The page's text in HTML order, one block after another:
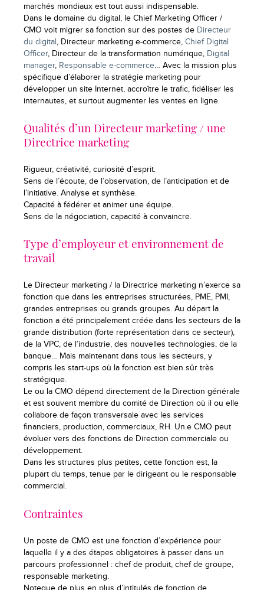
marchés mondiaux est tout aussi indispensable.
Dans le domaine du digital, le Chief Marketing Officer /
CMO voit migrer sa fonction sur des postes de Directeur
du digital , Directeur marketing e-commerce, Chief Digital
Officer, Directeur de la transformation numérique, Digital
manager, Responsable e-commerce… Avec la mission plus
spécifique d’élaborer la stratégie marketing pour
développer un site Internet, accroître le trafic, fidéliser les
internautes, et surtout augmenter les ventes en ligne.
Qualités d’un Directeur marketing / une
Directrice marketing
Rigueur, créativité, curiosité d’esprit.
Sens de l’écoute, de l’observation, de l’anticipation et de
l’initiative. Analyse et synthèse.
Capacité à fédérer et animer une équipe.
Sens de la négociation, capacité à convaincre.
Type d’employeur et environnement de
travail
Le Directeur marketing / la Directrice marketing n’exerce sa
fonction que dans les entreprises structurées, PME, PMI,
grandes entreprises ou grands groupes. Au départ la
fonction a été principalement créée dans les secteurs de la
grande distribution (forte représentation dans ce secteur),
de la VPC, de l’industrie, des nouvelles technologies, de la
banque… Mais maintenant dans tous les secteurs, y
compris les start-ups où la fonction est bien sûr très
stratégique.
Le ou la CMO dépend directement de la Direction générale
et est souvent membre du comité de Direction où il ou elle
collabore de façon transversale avec les services
financiers, production, commerciaux, RH. Un.e CMO peut
évoluer vers des fonctions de Direction commerciale ou
développement.
Dans les structures plus petites, cette fonction est, la
plupart du temps, tenue par le dirigeant ou le responsable
commercial.
Contraintes
Un poste de CMO est une fonction d’expérience pour
laquelle il y a des étapes obligatoires à passer dans un
parcours professionnel : chef de produit, chef de groupe,
responsable marketing.
Noteque de plus en plus d’intitulés de fonction de